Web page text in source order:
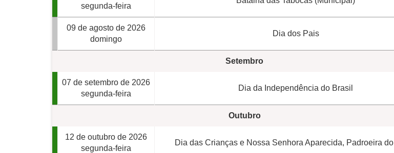
segunda-feira
09 de agosto de 2026
domingo
Dia dos Pais
Setembro
07 de setembro de 2026
segunda-feira
Dia da Independência do Brasil
Outubro
12 de outubro de 2026
segunda-feira
Dia das Crianças e Nossa Senhora Aparecida, Padroeira do